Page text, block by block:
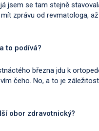
jsem se tam stejně
zprávu od revmatologa,
to podívá?
března jdu k
čeho. No, a to je
obor zdravotnický?